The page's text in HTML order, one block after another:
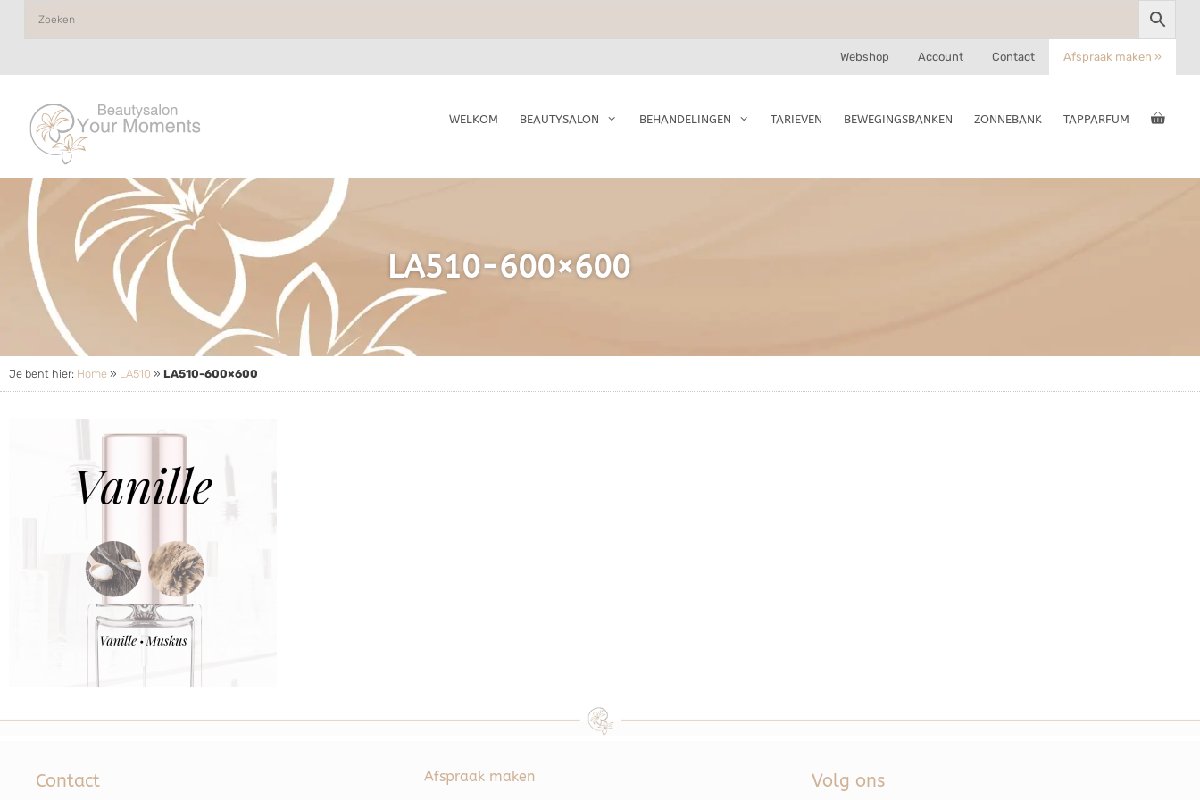
Webshop Account Contact Afspraak maken »
WELKOM BEAUTYSALON BEHANDELINGEN TARIEVEN BEWEGINGSBANKEN ZONNEBANK TAPPARFUM
LA510-600×600
Je bent hier: Home » LA510 » LA510-600×600
Contact Afspraak maken Volg ons